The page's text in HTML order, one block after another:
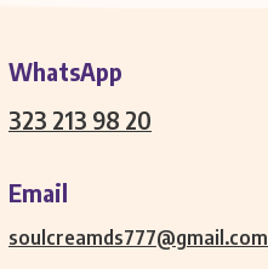
WhatsApp
323 213 98 20
Email
soulcreamds777@gmail.com